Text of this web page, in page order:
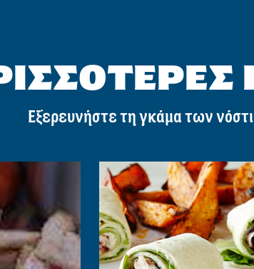
Εξερευνήστε τη γκάμα των